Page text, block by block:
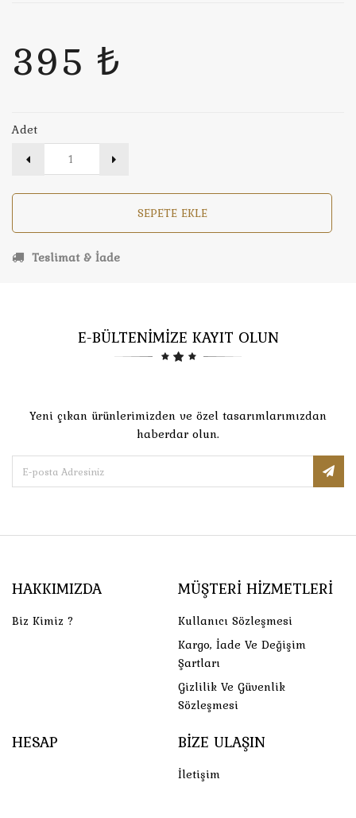
395 ₺
Adet
SEPETE EKLE
Teslimat & İade
E-BÜLTENİMİZE KAYIT OLUN
Yeni çıkan ürünlerimizden ve özel tasarımlarımızdan
haberdar olun.
HAKKIMIZDA
Biz Kimiz ?
MÜŞTERI HIZMETLERI
Kullanıcı Sözleşmesi
Kargo, İade Ve Değişim
Şartları
Gizlilik Ve Güvenlik
Sözleşmesi
HESAP BIZE ULAŞIN
İletişim